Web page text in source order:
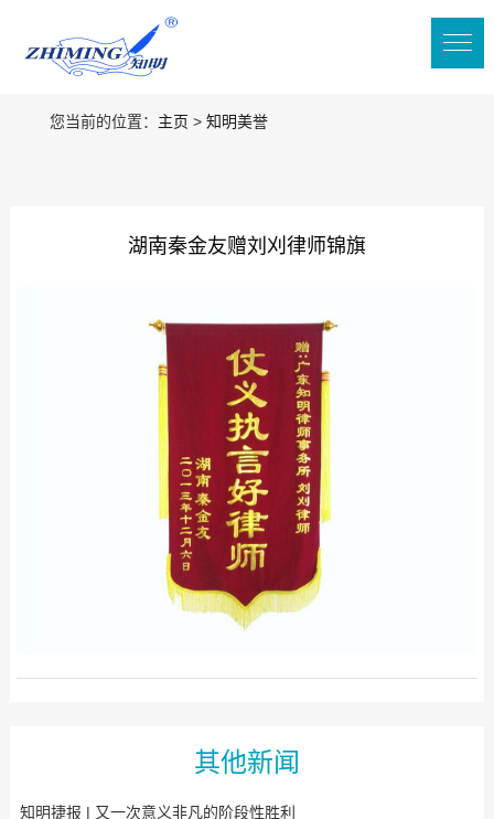
您当前的位置： 主页 > 知明美誉
湖南秦金友赠刘刈律师锦旗
其他新闻
知明捷报 | 又一次意义非凡的阶段性胜利